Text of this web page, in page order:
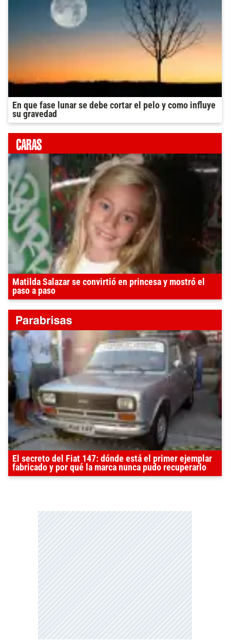
En que fase lunar se debe cortar el pelo y como influye
su gravedad
Matilda Salazar se convirtió en princesa y mostró el
paso a paso
El secreto del Fiat 147: dónde está el primer ejemplar
fabricado y por qué la marca nunca pudo recuperarlo